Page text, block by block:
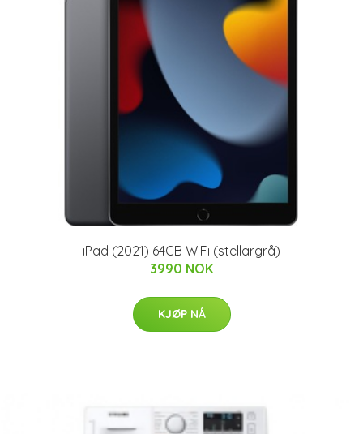
iPad (2021) 64GB WiFi (stellargrå)
3990 NOK
KJØP NÅ